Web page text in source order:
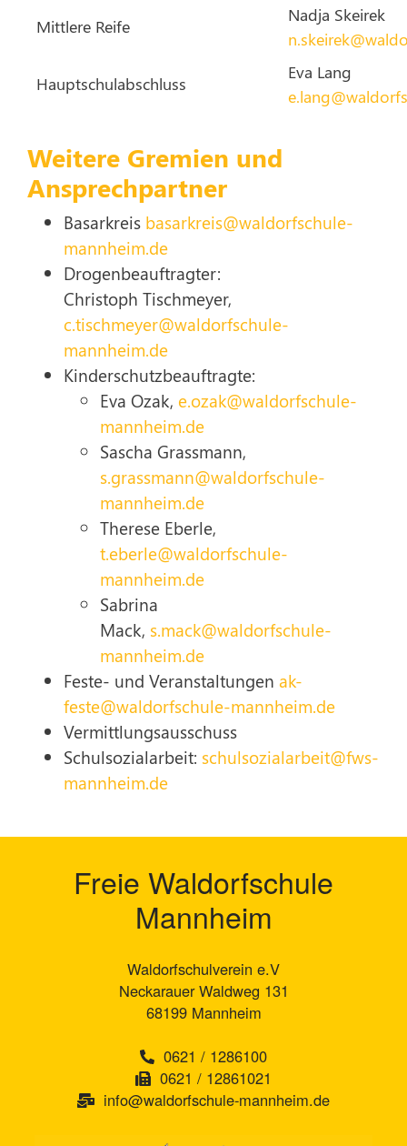
Mittlere Reife
Nadja Skeirek
Hauptschulabschluss
Eva Lang
Weitere Gremien und
Ansprechpartner
Basarkreis basarkreis@waldorfschule-
mannheim.de
Drogenbeauftragter:
Christoph Tischmeyer,
c.tischmeyer@waldorfschule-
mannheim.de
Kinderschutzbeauftragte:
Eva Ozak, e.ozak@waldorfschule-
mannheim.de
Sascha Grassmann,
s.grassmann@waldorfschule-
mannheim.de
Therese Eberle,
t.eberle@waldorfschule-
mannheim.de
Sabrina
Mack, s.mack@waldorfschule-
mannheim.de
Feste- und Veranstaltungen ak-
feste@waldorfschule-mannheim.de
Vermittlungsausschuss
Schulsozialarbeit: schulsozialarbeit@fws-
mannheim.de
Freie Waldorfschule
Mannheim
Waldorfschulverein e.V
Neckarauer Waldweg 131
68199 Mannheim
0621 / 1286100
0621 / 12861021
info@waldorfschule-mannheim.de